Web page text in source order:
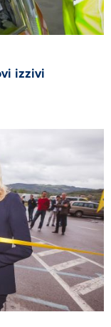
izzivi